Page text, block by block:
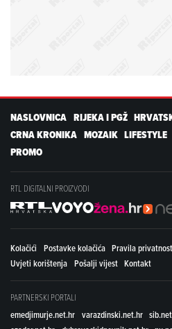
NASLOVNICA RIJEKA I PGŽ
CRNA KRONIKA MOZAIK LIFESTYLE
PROMO
RTL DIGITALNI PROIZVODI
Kolačići Postavke kolačića Pravila
Uvjeti korištenja Pošalji vijest Kontakt
PARTNERSKI PORTALI
emedjimurje.net.hr varazdinski.net.hr